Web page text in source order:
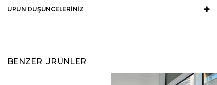
ÜRÜN DÜŞÜNCELERINIZ
BENZER ÜRÜNLER